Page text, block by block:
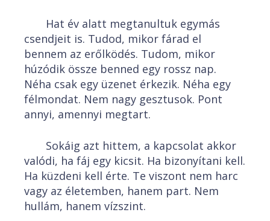
Hat év alatt megtanultuk egymás
csendjeit is. Tudod, mikor fárad el
bennem az erőlködés. Tudom, mikor
húzódik össze benned egy rossz nap.
Néha csak egy üzenet érkezik. Néha egy
félmondat. Nem nagy gesztusok. Pont
annyi, amennyi megtart.
Sokáig azt hittem, a kapcsolat akkor
valódi, ha fáj egy kicsit. Ha bizonyítani kell.
Ha küzdeni kell érte. Te viszont nem harc
vagy az életemben, hanem part. Nem
hullám, hanem vízszint.